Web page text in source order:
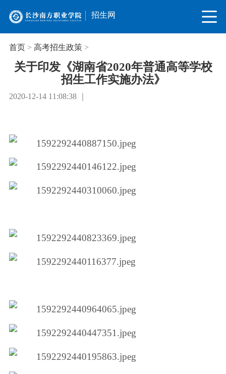
招生网
首页> 高考招生政策>
关于印发《湖南省2020年普通高等学校
招生工作实施办法》
2020-12-14 11:08:38 ｜